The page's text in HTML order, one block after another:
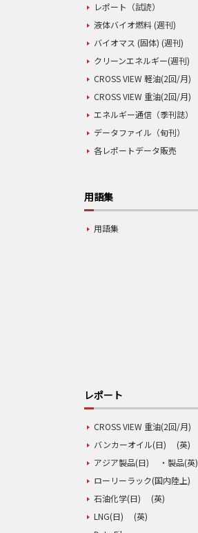
レポート（試読）
液体バイオ燃料 (週刊)
バイオマス (固体) (週刊)
クリーンエネルギー(週刊)
CROSS VIEW 軽油(2回/月)
CROSS VIEW 重油(2回/月)
エネルギー通信（季刊誌）
データファイル（旬刊）
各レポートデータ販売
用語集
用語集
レポート
CROSS VIEW 重油(2回/月)
バンカーオイル(日)
(英)
アジア製品(日)
・製品(英)
ローリーラック(国内陸上)
石油化学(日)
(英)
LNG(日)
(英)